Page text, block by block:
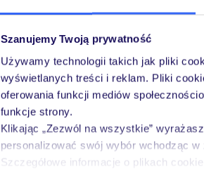
Szanujemy Twoją prywatność
Używamy technologii takich jak pliki
wyświetlanych treści i reklam. Pliki
oferowania funkcji mediów
funkcje strony.
Klikając „Zezwól na wszystkie”
personalizować swój wybór wchodząc w
Szczegółowe informacje o plikach
Hotel Pokoje
dyskoteka lub klub nocny